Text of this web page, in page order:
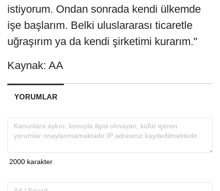
istiyorum. Ondan sonrada kendi ülkemde
işe başlarım. Belki uluslararası ticaretle
uğraşırım ya da kendi şirketimi kurarım."
Kaynak: AA
YORUMLAR